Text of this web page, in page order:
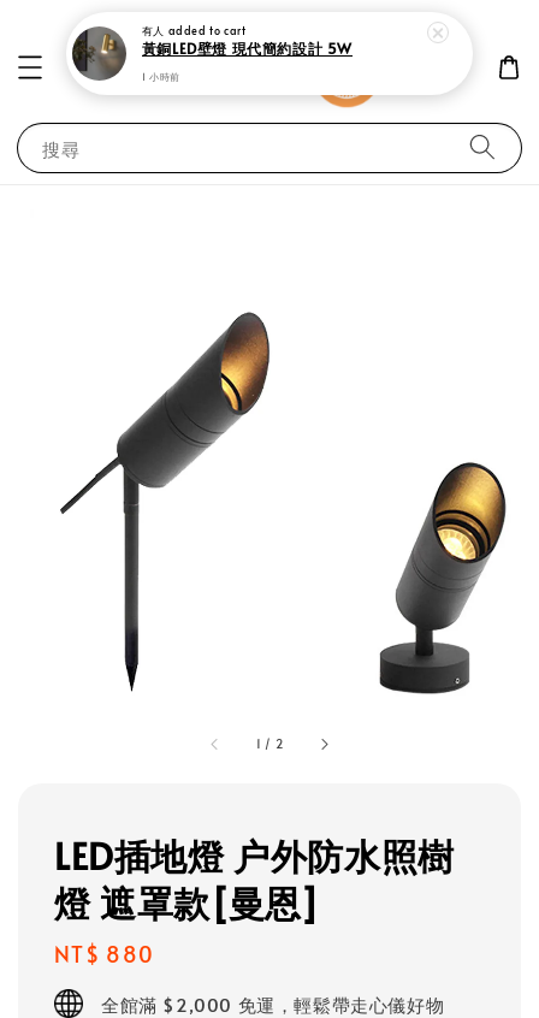
搜尋
1 / 2
LED插地燈 户外防水照樹
燈 遮罩款[曼恩]
Regular
price
NT$ 880
全館滿 $2,000 免運，輕鬆帶走心儀好物
1 小時前